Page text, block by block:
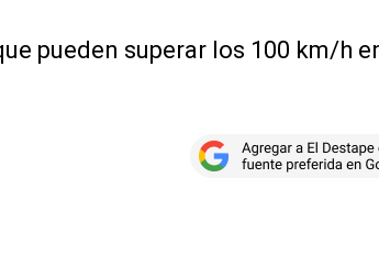
pueden superar los 100 km/h